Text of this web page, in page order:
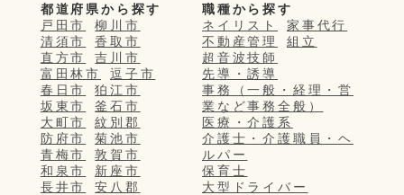
都道府県から探す
戸田市
柳川市
清須市
香取市
直方市
吉川市
富田林市
逗子市
春日市
狛江市
坂東市
釜石市
大町市
紋別郡
防府市
菊池市
青梅市
敦賀市
和泉市
新座市
長井市
安八郡
職種から探す
ネイリスト
家事代行
不動産管理
組立
超音波技師
先導・誘導
事務（一般・経理・営
業など事務全般）
医療・介護系
介護士・介護職員・ヘ
ルパー
保育士
大型ドライバー